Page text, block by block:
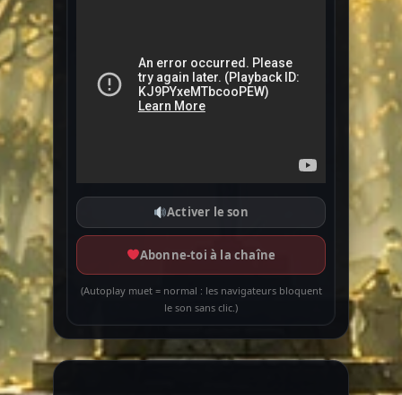
Activer le son
Abonne-toi à la chaîne
(Autoplay muet = normal : les navigateurs bloquent
le son sans clic.)